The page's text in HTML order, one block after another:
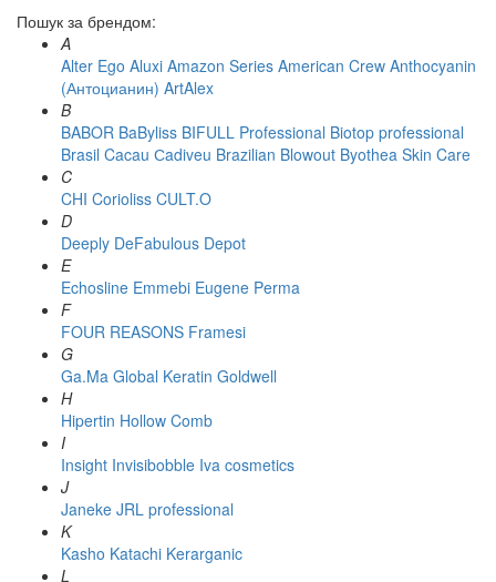
Пошук за брендом:
A
Alter Ego Aluxi Amazon Series American Crew Anthocyanin
(Антоцианин) ArtAlex
B
BABOR BaByliss BIFULL Professional Biotop professional
Brasil Cacau Сadiveu Brazilian Blowout Byothea Skin Care
C
CHI Corioliss CULT.O
D
Deeply DeFabulous Depot
E
Echosline Emmebi Eugene Perma
F
FOUR REASONS Framesi
G
Ga.Ma Global Keratin Goldwell
H
Hipertin Hollow Comb
I
Insight Invisibobble Iva cosmetics
J
Janeke JRL professional
K
Kasho Katachi Kerarganic
L